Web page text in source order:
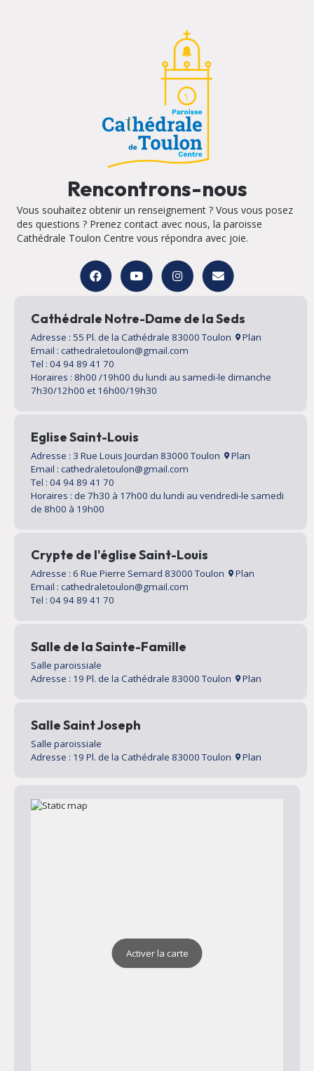
Rencontrons-nous
Vous souhaitez obtenir un renseignement ? Vous vous posez
des questions ? Prenez contact avec nous, la paroisse
Cathédrale Toulon Centre vous répondra avec joie.
Cathédrale Notre-Dame de la Seds
Adresse : 55 Pl. de la Cathédrale 83000 Toulon
Plan
Email : cathedraletoulon@gmail.com
Tel : 04 94 89 41 70
Horaires : 8h00 /19h00 du lundi au samedi-le dimanche
7h30/12h00 et 16h00/19h30
Eglise Saint-Louis
Adresse : 3 Rue Louis Jourdan 83000 Toulon
Plan
Email : cathedraletoulon@gmail.com
Tel : 04 94 89 41 70
Horaires : de 7h30 à 17h00 du lundi au vendredi-le samedi
de 8h00 à 19h00
Crypte de l'église Saint-Louis
Adresse : 6 Rue Pierre Semard 83000 Toulon
Plan
Email : cathedraletoulon@gmail.com
Tel : 04 94 89 41 70
Salle de la Sainte-Famille
Salle paroissiale
Adresse : 19 Pl. de la Cathédrale 83000 Toulon
Plan
Salle Saint Joseph
Salle paroissiale
Adresse : 19 Pl. de la Cathédrale 83000 Toulon
Plan
Activer la carte